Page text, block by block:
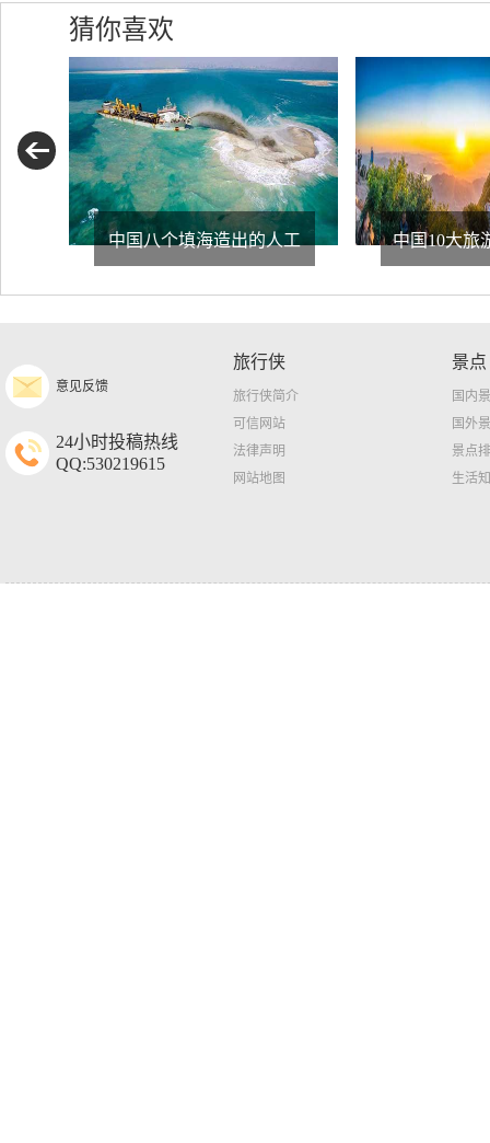
猜你喜欢
中国八个填海造出的人工 中国10大旅
意见反馈
24小时投稿热线
QQ:530219615
旅行侠
旅行侠简介
可信网站
法律声明
网站地图
景点
国内
国外
景点
生活